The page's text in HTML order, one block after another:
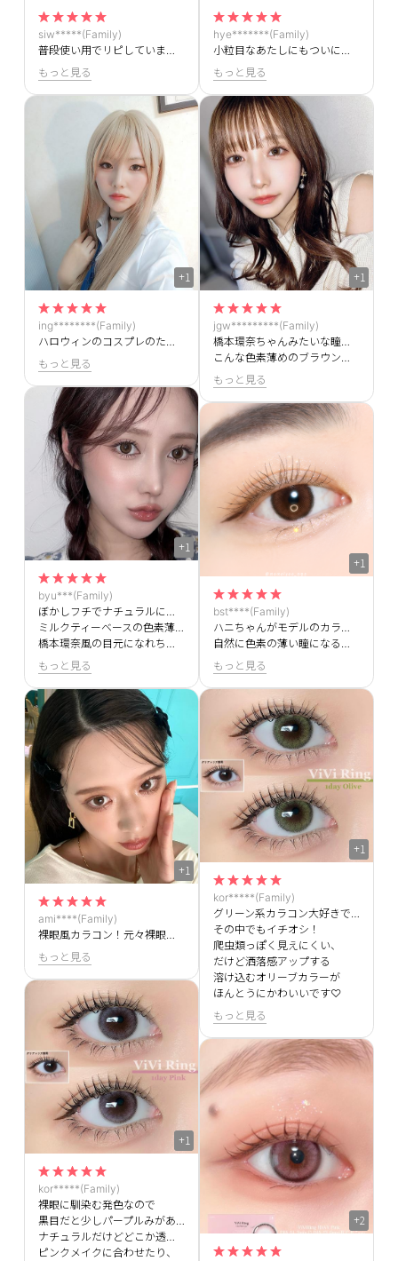
siw*****(Family)
普段使い用でリピしています！乾燥やゴロゴロ感も気にならずお気に入りです！
もっと見る
+1
ing********(Family)
ハロウィンのコスプレのために購入しました！普段使いにもいい色だと思います。マンネリメイクにカラコンしてみようと思います
もっと見る
+1
byu***(Family)
ぼかしフチでナチュラルに馴染むサイズ感です👀
ミルクティーベースの色素薄い発色で
橋本環奈風の目元になれちゃいます♥
もっと見る
+1
ami****(Family)
裸眼風カラコン！元々裸眼は黒に近い茶色です。カラコン単体で見た時は結構ブラウン強めに感じるけどつけると透明感が出て、本当にナチュラルで自然な仕上がりになります◎写真の通りでフチのデザインも裸眼に溶け込んでくれます！
もっと見る
+1
kor*****(Family)
裸眼に馴染む発色なので
黒目だと少しパープルみがあって
ナチュラルだけどどこか透明感も。
ピンクメイクに合わせたり、
hye*******(Family)
小粒目なあたしにもついに付けられるカラコンきたー！また買います♪
もっと見る
+1
jgw*********(Family)
橋本環奈ちゃんみたいな瞳になれました😳❤
こんな色素薄めのブラウンカラコンさがしてたんです！！
もっと見る
+1
bst****(Family)
自然に色素の薄い瞳になるので普段使いもしやすいです！
もっと見る
+1
kor*****(Family)
グリーン系カラコン大好きですが
その中でもイチオシ！
爬虫類っぽく見えにくい、
だけど洒落感アップする
溶け込むオリーブカラーが
ほんとうにかわいいです♡
もっと見る
+2